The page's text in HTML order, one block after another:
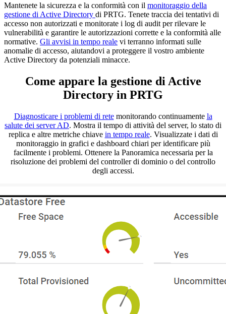
Mantenete la sicurezza e la conformità con il monitoraggio della
gestione di Active Directory di PRTG. Tenete traccia dei tentativi di
accesso non autorizzati e monitorate i log di audit per rilevare le
vulnerabilità e garantire le autorizzazioni corrette e la conformità alle
normative. Gli avvisi in tempo reale vi terranno informati sulle
anomalie di accesso, aiutandovi a proteggere il vostro ambiente
Active Directory da potenziali minacce.
Come appare la gestione di Active
Directory in PRTG
Diagnosticare i problemi di retemonitorando continuamente la
salute dei server AD. Mostra il tempo di attività del server, lo stato di
replica e altre metriche chiave in tempo reale. Visualizzate i dati di
monitoraggio in grafici e dashboard chiari per identificare più
facilmente i problemi. Ottenere la Panoramica necessaria per la
risoluzione dei problemi del controller di dominio o del controllo
degli accessi.